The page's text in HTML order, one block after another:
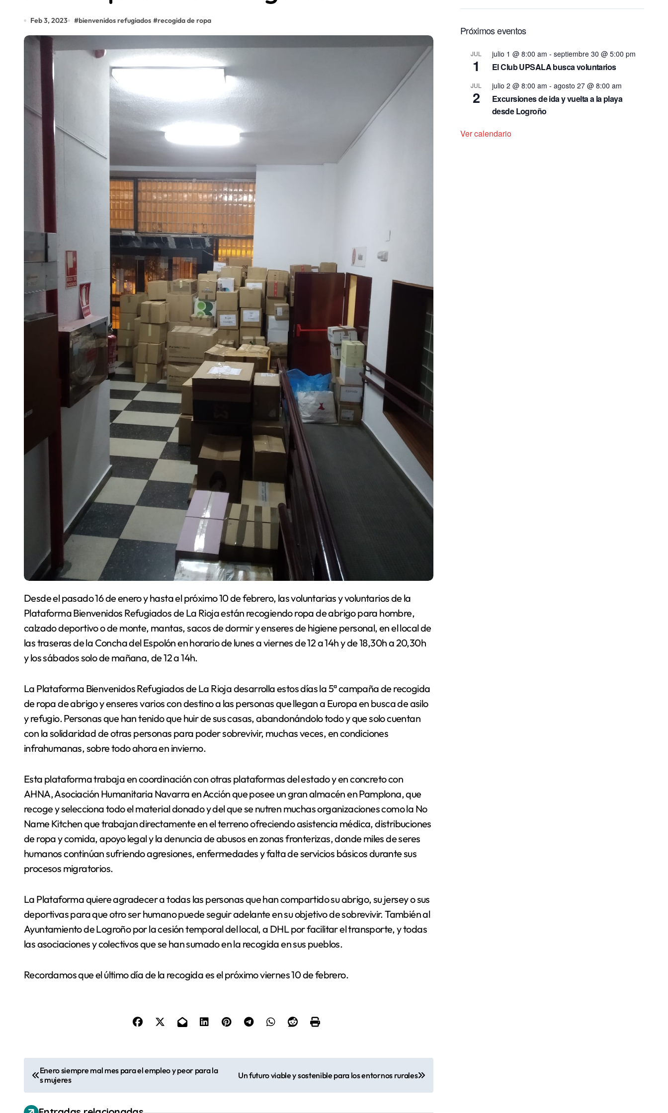
Feb 3, 2023 #bienvenidos refugiados #recogida de ropa
Desde el pasado 16 de enero y hasta el próximo 10 de febrero, las voluntarias y voluntarios de la
Plataforma Bienvenidos Refugiados de La Rioja están recogiendo ropa de abrigo para hombre,
calzado deportivo o de monte, mantas, sacos de dormir y enseres de higiene personal, en el local de
las traseras de la Concha del Espolón en horario de lunes a viernes de 12 a 14h y de 18,30h a 20,30h
y los sábados solo de mañana, de 12 a 14h.
La Plataforma Bienvenidos Refugiados de La Rioja desarrolla estos días la 5ª campaña de recogida
de ropa de abrigo y enseres varios con destino a las personas que llegan a Europa en busca de asilo
y refugio. Personas que han tenido que huir de sus casas, abandonándolo todo y que solo cuentan
con la solidaridad de otras personas para poder sobrevivir, muchas veces, en condiciones
infrahumanas, sobre todo ahora en invierno.
Esta plataforma trabaja en coordinación con otras plataformas del estado y en concreto con
AHNA, Asociación Humanitaria Navarra en Acción que posee un gran almacén en Pamplona, que
recoge y selecciona todo el material donado y del que se nutren muchas organizaciones como la No
Name Kitchen que trabajan directamente en el terreno ofreciendo asistencia médica, distribuciones
de ropa y comida, apoyo legal y la denuncia de abusos en zonas fronterizas, donde miles de seres
humanos continúan sufriendo agresiones, enfermedades y falta de servicios básicos durante sus
procesos migratorios.
La Plataforma quiere agradecer a todas las personas que han compartido su abrigo, su jersey o sus
deportivas para que otro ser humano puede seguir adelante en su objetivo de sobrevivir. También al
Ayuntamiento de Logroño por la cesión temporal del local, a DHL por facilitar el transporte, y todas
las asociaciones y colectivos que se han sumado en la recogida en sus pueblos.
Recordamos que el último día de la recogida es el próximo viernes 10 de febrero.
a
v
Enero siempre mal mes para el empleo y peor para la
s mujeres
Un futuro viable y sostenible para los entornos rurales
Próximos eventos
JUL
1
julio 1 @ 8:00 am - septiembre 30 @ 5:00 pm
El Club UPSALA busca voluntarios
JUL
2
julio 2 @ 8:00 am - agosto 27 @ 8:00 am
Excursiones de ida y vuelta a la playa
desde Logroño
Ver calendario